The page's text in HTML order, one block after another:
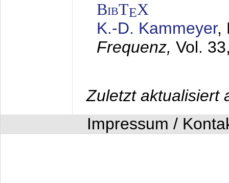
BibTEX
K.-D. Kammeyer,
Frequenz, Vol.
Zuletzt aktualisiert
Impressum /